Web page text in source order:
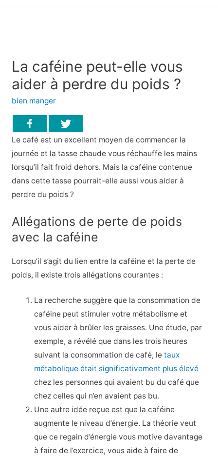
La caféine peut-elle vous
aider à perdre du poids ?
bien manger
Le café est un excellent moyen de commencer la
journée et la tasse chaude vous réchauffe les mains
lorsqu’il fait froid dehors. Mais la caféine contenue
dans cette tasse pourrait-elle aussi vous aider à
perdre du poids ?
Allégations de perte de poids
avec la caféine
Lorsqu’il s’agit du lien entre la caféine et la perte de
poids, il existe trois allégations courantes :
La recherche suggère que la consommation de
caféine peut stimuler votre métabolisme et
vous aider à brûler les graisses. Une étude, par
exemple, a révélé que dans les trois heures
suivant la consommation de café, letaux
métabolique était significativement plus élevé
chez les personnes qui avaient bu du café que
chez celles qui n’en avaient pas bu.
Une autre idée reçue est que la caféine
augmente le niveau d’énergie. La théorie veut
que ce regain d’énergie vous motive davantage
à faire de l’exercice, vous aide à faire de